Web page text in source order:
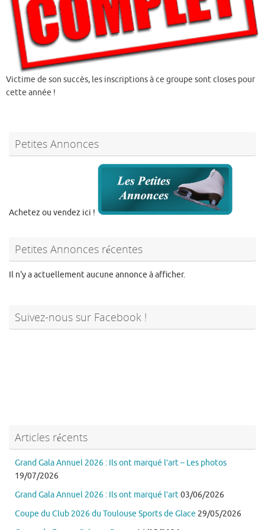
Victime de son succès, les inscriptions à ce groupe sont closes pour
cette année !
Petites Annonces
Achetez ou vendez ici !
Petites Annonces récentes
Il n'y a actuellement aucune annonce à afficher.
Suivez-nous sur Facebook !
Articles récents
Grand Gala Annuel 2026 : Ils ont marqué l’art – Les photos
19/07/2026
Grand Gala Annuel 2026 : Ils ont marqué l’art03/06/2026
Coupe du Club 2026 du Toulouse Sports de Glace 29/05/2026